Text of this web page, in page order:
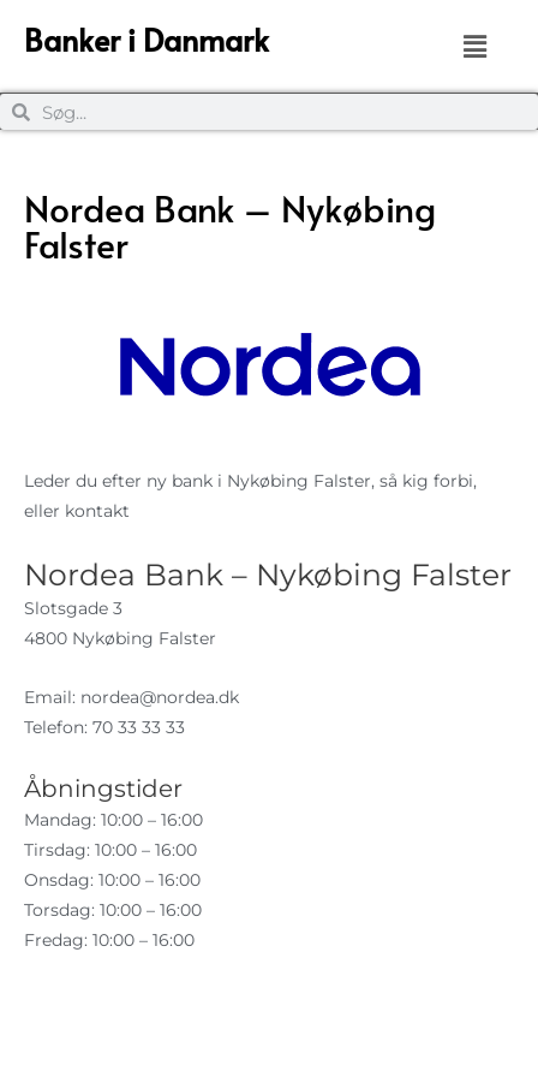
Banker i Danmark
Nordea Bank – Nykøbing
Falster
Leder du efter ny bank i Nykøbing Falster, så kig forbi,
eller kontakt
Nordea Bank – Nykøbing Falster
Slotsgade 3
4800 Nykøbing Falster
Email: nordea@nordea.dk
Telefon: 70 33 33 33
Åbningstider
Mandag: 10:00 – 16:00
Tirsdag: 10:00 – 16:00
Onsdag: 10:00 – 16:00
Torsdag: 10:00 – 16:00
Fredag: 10:00 – 16:00